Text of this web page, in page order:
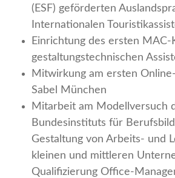
(ESF) geförderten
Internationalen
Einrichtung des ersten
gestaltungstechnischen
Mitwirkung am ersten
Sabel München
Mitarbeit am Modellversuch
Bundesinstituts für
Gestaltung von Arbeits- und
kleinen und mittleren
Qualifizierung Office-